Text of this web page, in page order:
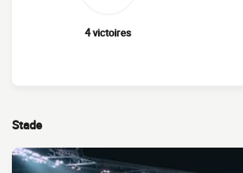
4 victoires
Stade